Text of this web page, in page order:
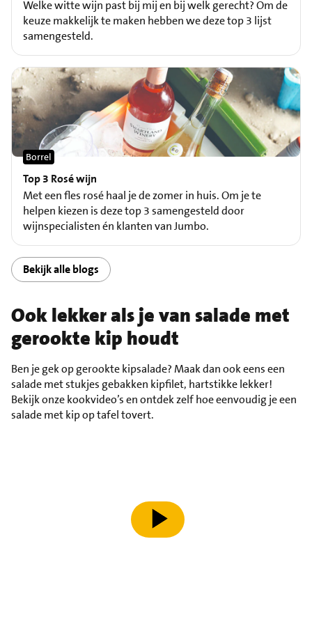
Welke witte wijn past bij mij en bij welk gerecht? Om de
keuze makkelijk te maken hebben we deze top 3 lijst
samengesteld.
Top 3 Rosé wijn
Borrel
Met een fles rosé haal je de zomer in huis. Om je te
helpen kiezen is deze top 3 samengesteld door
wijnspecialisten én klanten van Jumbo.
Bekijk alle blogs
Ook lekker als je van salade met
gerookte kip houdt
Ben je gek op gerookte kipsalade? Maak dan ook eens een
salade met stukjes gebakken kipfilet, hartstikke lekker!
Bekijk onze kookvideo’s en ontdek zelf hoe eenvoudig je een
salade met kip op tafel tovert.
speel video af